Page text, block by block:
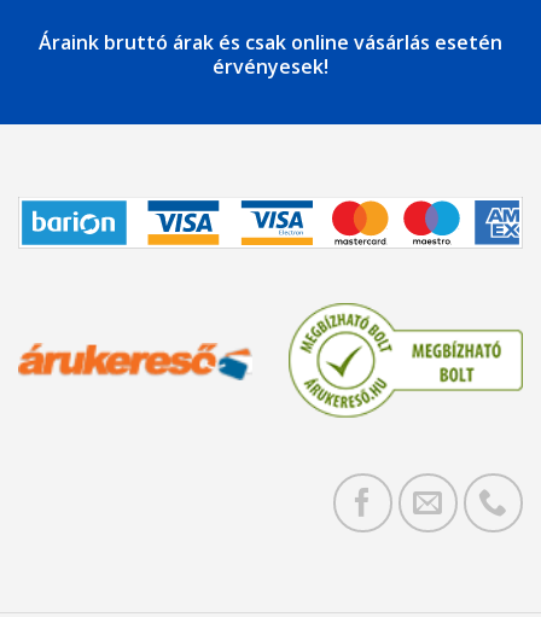
Áraink bruttó árak és csak online vásárlás esetén
érvényesek!